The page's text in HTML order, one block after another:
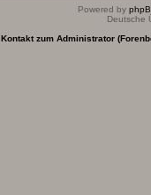
Powered by
Deutsche
Kontakt zum Administrator